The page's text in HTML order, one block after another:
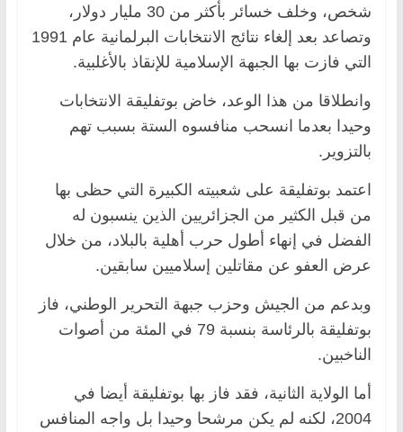
شخص، وخلف خسائر بأكثر من 30 مليار دولار،
وتصاعد بعد إلغاء نتائج الانتخابات البرلمانية عام 1991
التي فازت بها الجبهة الإسلامية للإنقاذ بالأغلبية.
وانطلاقا من هذا الوعد، خاض بوتفليقة الانتخابات
وحيدا بعدما انسحب منافسوه الستة بسبب تهم
بالتزوير.
اعتمد بوتفليقة على شعبيته الكبيرة التي حظى بها
من قبل الكثير من الجزائريين الذين ينسبون له
الفضل في إنهاء أطول حرب أهلية بالبلاد، من خلال
عرض العفو عن مقاتلين إسلاميين سابقين.
وبدعم من الجيش وحزب جبهة التحرير الوطني، فاز
بوتفليقة بالرئاسة بنسبة 79 في المئة من أصوات
الناخبين.
أما الولاية الثانية، فقد فاز بها بوتفليقة أيضا في
2004، لكنه لم يكن مرشحا وحيدا بل واجه المنافس